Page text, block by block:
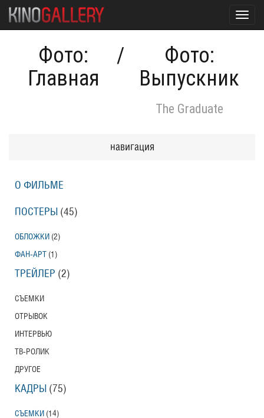
Фото:
Главная
/
Фото:
Выпускник
The Graduate
навигация
О ФИЛЬМЕ
ПОСТЕРЫ (45)
ОБЛОЖКИ (2)
ФАН-АРТ (1)
ТРЕЙЛЕР (2)
СЪЕМКИ
ОТРЫВОК
ИНТЕРВЬЮ
ТВ-РОЛИК
ДРУГОЕ
КАДРЫ (75)
СЪЕМКИ (14)